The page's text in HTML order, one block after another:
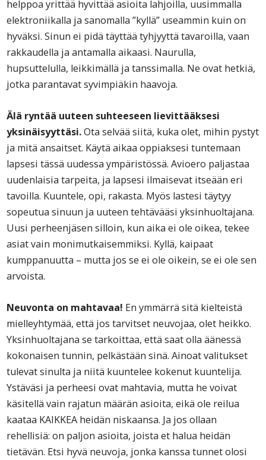
helppoa yrittää hyvittää asioita lahjoilla, uusimmalla
elektroniikalla ja sanomalla ”kyllä” useammin kuin on
hyväksi. Sinun ei pidä täyttää tyhjyyttä tavaroilla, vaan
rakkaudella ja antamalla aikaasi. Naurulla,
hupsuttelulla, leikkimällä ja tanssimalla. Ne ovat hetkiä,
jotka parantavat syvimpiäkin haavoja.
Älä ryntää uuteen suhteeseen lievittääksesi
yksinäisyyttäsi.Ota selvää siitä, kuka olet, mihin pystyt
ja mitä ansaitset. Käytä aikaa oppiaksesi tuntemaan
lapsesi tässä uudessa ympäristössä. Avioero paljastaa
uudenlaisia tarpeita, ja lapsesi ilmaisevat itseään eri
tavoilla. Kuuntele, opi, rakasta. Myös lastesi täytyy
sopeutua sinuun ja uuteen tehtävääsi yksinhuoltajana.
Uusi perheenjäsen silloin, kun aika ei ole oikea, tekee
asiat vain monimutkaisemmiksi. Kyllä, kaipaat
kumppanuutta – mutta jos se ei ole oikein, se ei ole sen
arvoista.
Neuvonta on mahtavaa! En ymmärrä sitä kielteistä
mielleyhtymää, että jos tarvitset neuvojaa, olet heikko.
Yksinhuoltajana se tarkoittaa, että saat olla äänessä
kokonaisen tunnin, pelkästään sinä. Ainoat valitukset
tulevat sinulta ja niitä kuuntelee kokenut kuuntelija.
Ystäväsi ja perheesi ovat mahtavia, mutta he voivat
käsitellä vain rajatun määrän asioita, eikä ole reilua
kaataa KAIKKEA heidän niskaansa. Ja jos ollaan
rehellisiä: on paljon asioita, joista et halua heidän
tietävän. Etsi hyvä neuvoja, jonka kanssa tunnet olosi